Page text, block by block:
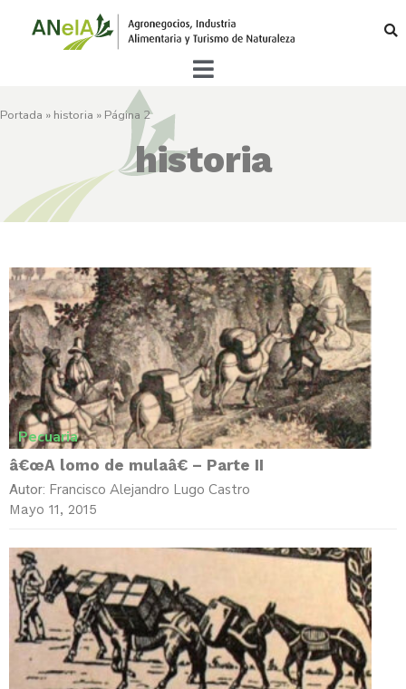
Portada » historia » Página 2
historia
Pecuaria
â€œA lomo de mulaâ€ – Parte II
Autor: Francisco Alejandro Lugo Castro
Mayo 11, 2015